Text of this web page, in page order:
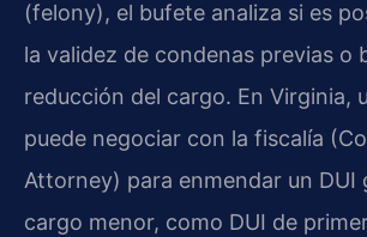
(felony), el bufete analiza si es
la validez de condenas previas o
reducción del cargo. En Virginia,
puede negociar con la fiscalía
Attorney) para enmendar un DUI
cargo menor, como DUI de